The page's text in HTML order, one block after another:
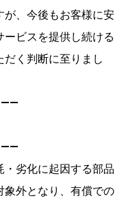
が、今後もお客様に安
ビスを提供し続ける
く判断に至りまし
劣化に起因する部品
象外となり、有償での